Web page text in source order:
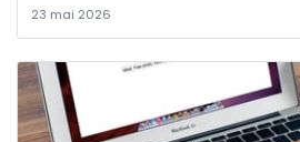
23 mai 2026